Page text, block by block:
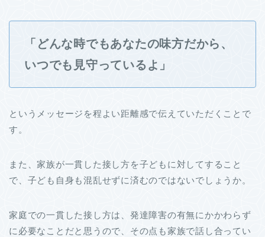
「どんな時でもあなたの味方だから、
いつでも見守っているよ」
というメッセージを程よい距離感で伝えていただくことで
す。
また、家族が一貫した接し方を子どもに対してすること
で、子ども自身も混乱せずに済むのではないでしょうか。
家庭での一貫した接し方は、発達障害の有無にかかわらず
に必要なことだと思うので、その点も家族で話し合ってい